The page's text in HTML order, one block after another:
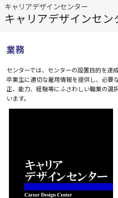
キャリアデザインセンター
キャリアデザインセン
業務
センターでは、センターの設置目的を達
卒業生に適切な雇用情報を提供し、必要
正、能力、経験等にふさわしい職業の選
います。